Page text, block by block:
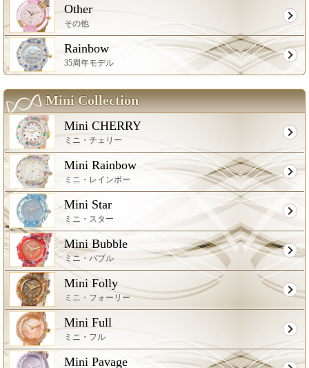
Other
その他
Rainbow
35周年モデル
Mini Collection
Mini CHERRY
ミニ・チェリー
Mini Rainbow
ミニ・レインボー
Mini Star
ミニ・スター
Mini Bubble
ミニ・バブル
Mini Folly
ミニ・フォーリー
Mini Full
ミニ・フル
Mini Pavage